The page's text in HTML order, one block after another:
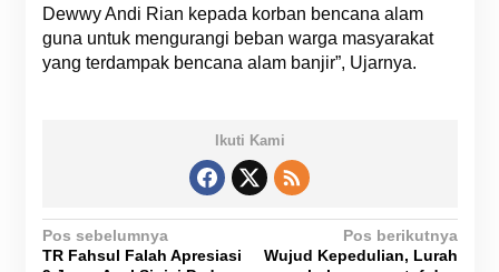
Dewwy Andi Rian kepada korban bencana alam
guna untuk mengurangi beban warga masyarakat
yang terdampak bencana alam banjir”, Ujarnya.
Ikuti Kami
N
Pos sebelumnya
TR Fahsul Falah Apresiasi
Pos berikutnya
Wujud Kepedulian, Lurah